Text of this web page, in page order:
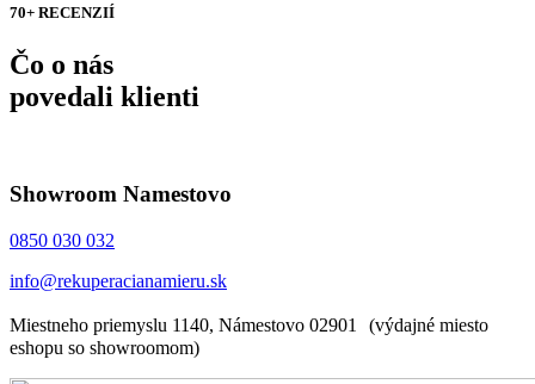
70+ RECENZIÍ
Čo o nás
povedali klienti
Showroom Namestovo
0850 030 032
info@rekuperacianamieru.sk
Miestneho priemyslu 1140, Námestovo 02901 (výdajné miesto
eshopu so showroomom)